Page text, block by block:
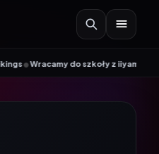
do szkoły z iiyama – promocja